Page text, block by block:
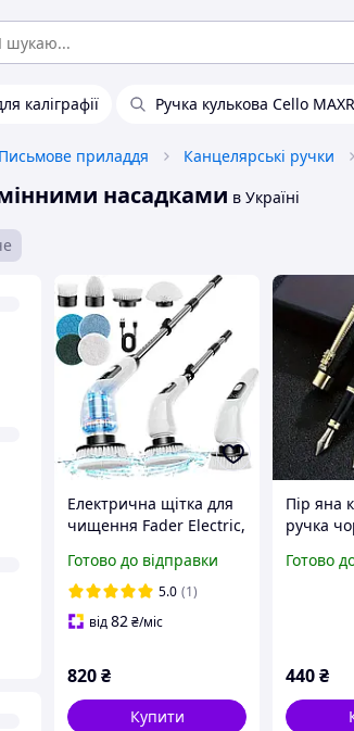
каліграфії Ручка кулькова Cello
Письмове приладдя Канцелярські ручки
насадками в Україні
Електрична щітка для
чищення Fader Electric,
насадками, ручка, що
регулюється, швидка
зарядка (з дисплеєм)
Готово до відправки
5.0 (1)
від82₴/міс
820₴
Купити
Пір яна
ручка
0.5 мм у
Готово
440₴